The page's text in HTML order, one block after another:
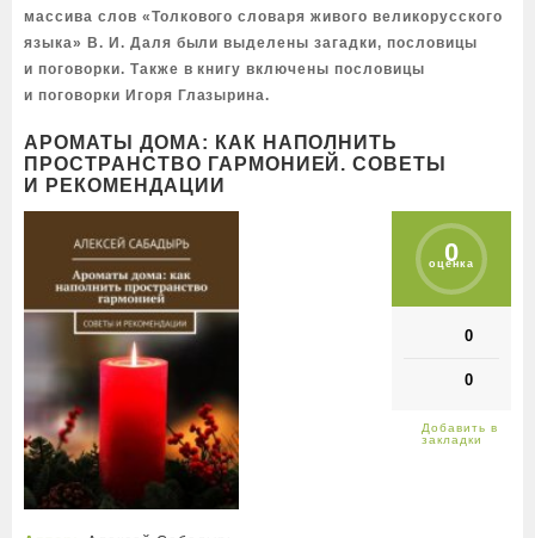
массива слов «Толкового словаря живого великорусского
языка» В. И. Даля были выделены загадки, пословицы
и поговорки. Также в книгу включены пословицы
и поговорки Игоря Глазырина.
АРОМАТЫ ДОМА: КАК НАПОЛНИТЬ
ПРОСТРАНСТВО ГАРМОНИЕЙ. СОВЕТЫ
И РЕКОМЕНДАЦИИ
0
оценка
0
0